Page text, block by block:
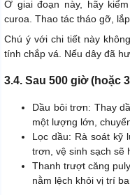
Ở giai đoạn này, hãy
curoa. Thao tác tháo gỡ,
Chú ý với chi tiết này
tính chắp vá. Nếu dây đã
3.4. Sau 500 giờ (hoặc
Dầu bôi trơn: Thay
một lượng lớn,
Lọc dầu: Rà soát kỹ
trơn, vệ sinh sạch sẽ
Thanh trượt căng
nằm lệch khỏi vị trí